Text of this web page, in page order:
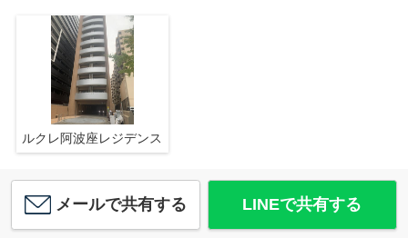
ルクレ阿波座レジデンス
メールで共有する LINEで共有する